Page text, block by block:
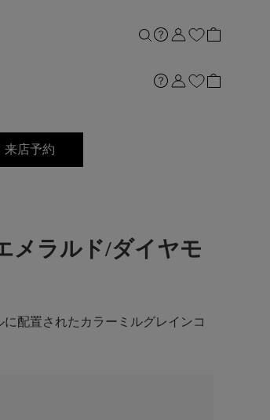
来店予約
メラルド/ダイヤモ
配置されたカラーミルグレインコ